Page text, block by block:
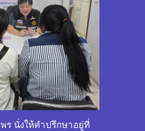
ร นั่งให้คำปรึกษาอยู่ที่